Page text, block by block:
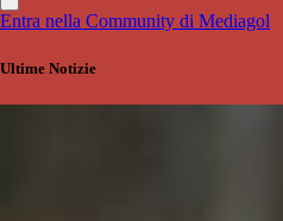
Entra nella Community di Mediagol
Ultime Notizie